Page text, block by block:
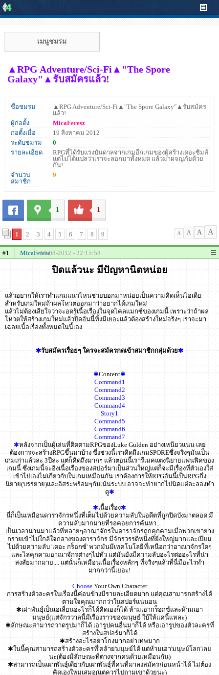
เมนูชมรม
▲RPG Adventure/Sci-Fi▲"The Spore
Galaxy"▲รับสมัครแล้ว!
ชื่อชมรม
▲RPG Adventure/Sci-Fi▲"The Spore Galaxy"▲รับสมัคร
แล้ว!
ผู้ก่อตั้ง
MicaFeresz
ก่อตั้งเมื่อ
19 สิงหาคม 2012
ระดับชมรม
0
รายละเอียด
RPGที่ได้รับแรงบันดาลจากเกมอีกเกมของผู้สร้างเดอะซิมส์
แต่ไม่ได้แปลว่าเราจะลอกมาทั้งหมด แล้วมาผจญภัยด้วย
กัน!
จำนวน
สมาชิก
9
1 1
1 2 3 4 5 6 7 8 9 A A A A
#1 MicaFeresz18-08-2012 - 22:15:58
ปิดแล้วนะ มีปัญหานิดหน่อย
แล้วอยากให้เราทำแกมแนวไหนช่วยบอกมาหน่อยเป็นความคิดเห็นไอเดีย
สำหรับเกมใหม่ถ้าผลโหวตออกมาว่าอยากได้เกมใหม่
แล้วไม่ต้องเสียใจว่าจะอดรู้เนื้อเรื่องในจุดไคลแมกซ์ของเกมนี้ เพราะว่าถ้าผล
โหวตให้สร้างเกมใหม่แล้วปิดอันนี้ทิ้งมีเยอะแล้วต้องสร้างใหม่จริงๆ เราจะมา
เฉลยเนื้อเรื่องทั้งหมดในนี้เอง
✱รับสมัครเรื่อยๆ ใครจะสมัครกดเข้าสมาชิกกลุ่มด้วย✱
✱Content✱
Command1
Command2
Command3
Command4
Story1
Command5
Command6
Command7
✱หลังจากเป็นผู้เล่นที่ติดตามRPGของLuke Gulden อย่างเหนียวแน่น เลย
ต้องการจะสร้างRPGขึ้นมาบ้าง ซึ่งช่วงนี้เราคิดถึงเกมSPOREซึ่งจริงๆมันเป็น
เกมเก่าแล้วละ 3ปีละ แต่ก็คิดถึงมากๆ แล้วตอนนี้เรารีเมคแต่งนิยายแฟนฟิคของ
เกมนี้ ซึ่งเกมนี้จะอิงเนื้อเรื่องของสปอร์มาเป็นส่วนใหญ่แต่ก็จะมีเรื่องที่ตัวเองใส่
เข้าไปเองไม่เกี่ยวกับในเกมเหมือนกัน เราต้องการให้RPGอันนี้เป็นRPGกึ่ง
นิยาย(บรรยาย)และอิสระพร้อมๆกับเน้นระบบ อาจจะทำยากไปนิดแต่ละลองทำ
ดู✱
✱เนื้อเรื่อง✱
นี่ก็เป็นเหมือนดาราจักรหนึ่งที่เต็มไปด้วยความลับในอดีตที่ถูกปิดบังมาตลอด มี
ความลับมากมายที่รอคอยการค้นหา...
เป็นเวลานานมาแล้วที่หลายๆอาณาจักรในดาราจักรถูกคุกคามเมื่อพวกเขาย่าง
กรายเข้าไปใกล้ใจกลางของดาราจักร มีจักรวรรดิหนึ่งที่ยิ่งใหญ่มากและเปี่ยม
ไปด้วยความลับ 'เดอะ กร็อกซ์' พวกมันมีเทคโนโลยีที่เหนือกว่าอาณาจักรใดๆ
และไล่คุกคามอาณาจักรต่างๆไปทั่ว แต่มันยังมีความลับอะไรต่ออะไรที่น่า
สงสัยมากมาย.... แต่นั่นก็เหมือนเนื้อเรื่องหลักๆ ที่จริงๆแล้วที่นี่มีอะไรทำ
มากกว่านี้เยอะ!
ChooseYour Own Character
การสร้างตัวละครในเรื่องนี้ค่อนข้างมีรายละเอียดมาก แต่คุณสามารถสร้างได้
ตามใจคุณมากกว่าในสปอร์แน่นอน
✱เผ่าพันธุ์เป็นเอเลี่ยนอะไรก็ได้คิดเองก็ได้ ห้ามเอากร็อกซ์และห้ามเอา
มนุษย์(แต่จักรวาลนี้มีเรื่องราวของมนุษย์ ใบ้ให้แค่นี้แหละ)
✱ลักษณะสามารถวาดรูปมาก็ได้ เอารูปคนอื่นมาก็ได้ หรือเอารูปของตัวละครที่
สร้างในสปอร์มาก็ได้
✱สร้างอะไรอย่าโกงมากอย่าเทพมาก
✱ในนี้คุณสามารถสร้างตัวละครที่'คล้าย'มนุษย์ได้ แต่ห้ามเอา'มนุษย์โลก'เลย
นะ(ต้องมีลักษณะที่ต่างจากคนด้วยเหมือนกัน)
✱สามารถเป็นเผ่าพันธุ์เดียวกับเผ่าพันธุ์ที่คนที่มาลงสมัครก่อนหน้าได้ ไม่ต้อง
คิดเองใหม่เสมอ(แต่ควรไปถามเขาด้วยนะ)